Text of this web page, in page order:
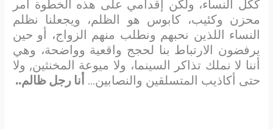
ككل النساء، ولكن إقدامي على هذه الخطوة أمر
محزن وكئيب، كابوس هو الظلم، ويجعلنا نظلم
النساء اللذين نحبهم ونطلب منهم الزواج، أو حين
يرفضون الارتباط بنا لحجج واقعية وواضحة، وهي
أننا لا نملك تذاكر السينما، ولا ميوعة المخنثين, ولا
حتى أكاذيب المتسلقين والنصابين… أنا رجل ظالم..